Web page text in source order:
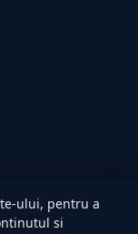
ului, pentru a
si